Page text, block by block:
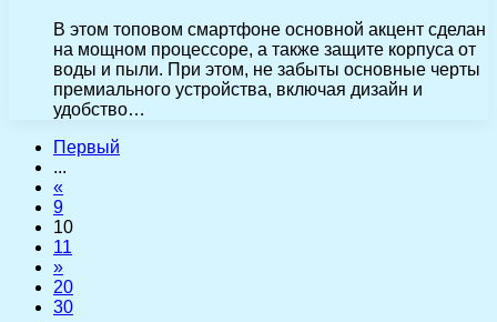
В этом топовом смартфоне основной акцент сделан
на мощном процессоре, а также защите корпуса от
воды и пыли. При этом, не забыты основные черты
премиального устройства, включая дизайн и
удобство…
Первый
...
«
9
10
11
»
20
30